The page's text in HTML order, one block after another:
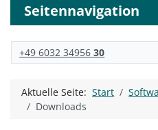
Seitennavigation
+49 6032 3495630
Aktuelle Seite:Start
Downloads